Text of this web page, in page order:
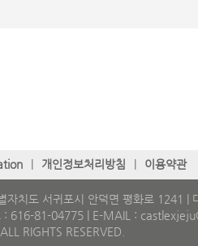
개인정보처리방침 이용약관
자치도 서귀포시 안덕면 평화로 1241
: 616-81-04775 | E-MAIL :
RIGHTS RESERVED.